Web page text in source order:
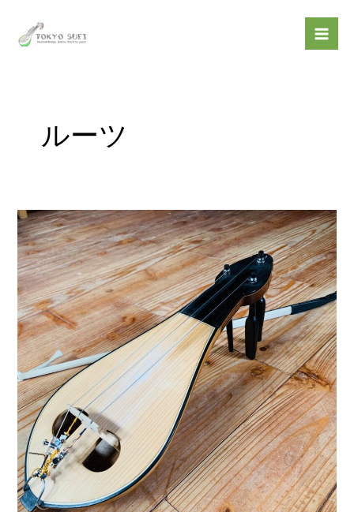
ルーツ
【バ
イ
オ
リ
ン
の
起
源】
東
欧〜
ト
ル
コ
の
民
族